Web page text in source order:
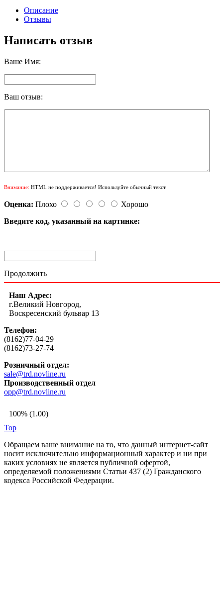
Описание
Отзывы
Написать отзыв
Ваше Имя:
Ваш отзыв:
Внимание: HTML не поддерживается! Используйте обычный текст.
Оценка: Плохо
Хорошо
Введите код, указанный на картинке:
Продолжить
Наш Адрес:
г.Великий Новгород,
Воскресенский бульвар 13
Телефон:
(8162)77-04-29
(8162)73-27-74
Розничный отдел:
sale@trd.novline.ru
Производственный отдел
opp@trd.novline.ru
100% (1.00)
Top
Обращаем ваше внимание на то, что данный интернет-сайт
носит исключительно информационный характер и ни при
каких условиях не является публичной офертой,
определяемой положениями Статьи 437 (2) Гражданского
кодекса Российской Федерации.